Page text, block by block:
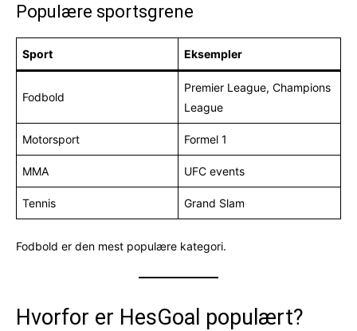
Populære sportsgrene
Sport Eksempler
Fodbold
Premier League, Champions
League
Motorsport Formel 1
MMA UFC events
Tennis Grand Slam
Fodbold er den mest populære kategori.
Hvorfor er HesGoal populært?